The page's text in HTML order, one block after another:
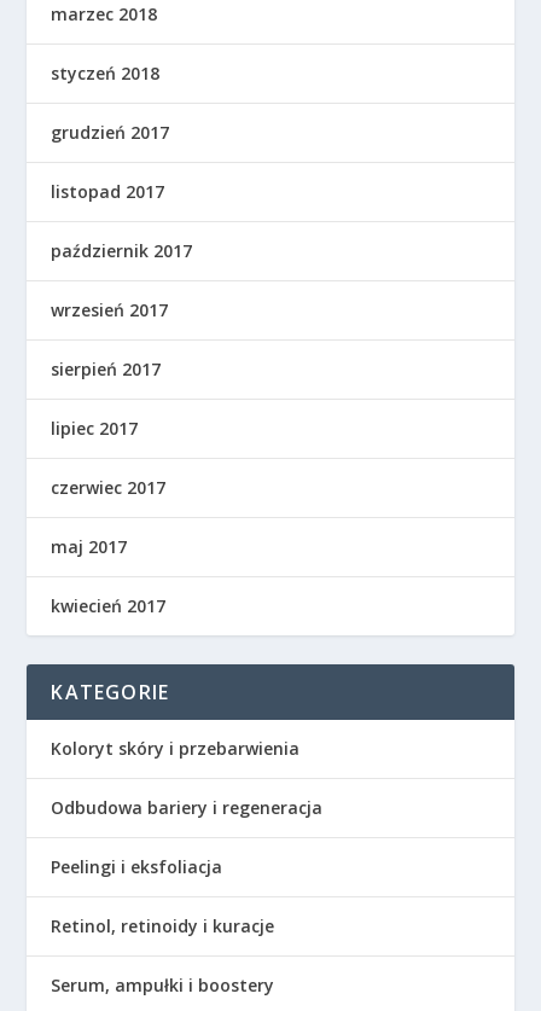
marzec 2018
styczeń 2018
grudzień 2017
listopad 2017
październik 2017
wrzesień 2017
sierpień 2017
lipiec 2017
czerwiec 2017
maj 2017
kwiecień 2017
KATEGORIE
Koloryt skóry i przebarwienia
Odbudowa bariery i regeneracja
Peelingi i eksfoliacja
Retinol, retinoidy i kuracje
Serum, ampułki i boostery